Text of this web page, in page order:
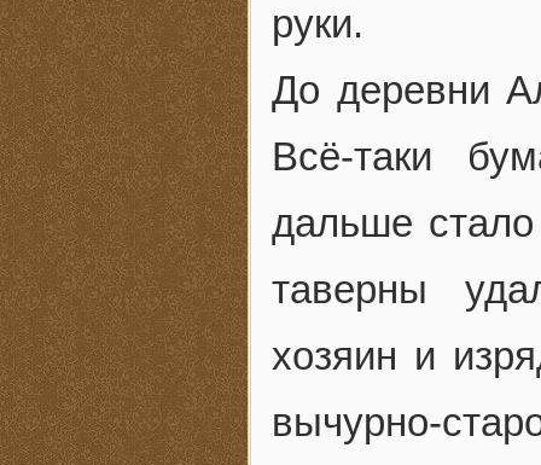
руки.
До деревни
Всё-таки
дальше
таверны
хозяин и
вычурно-